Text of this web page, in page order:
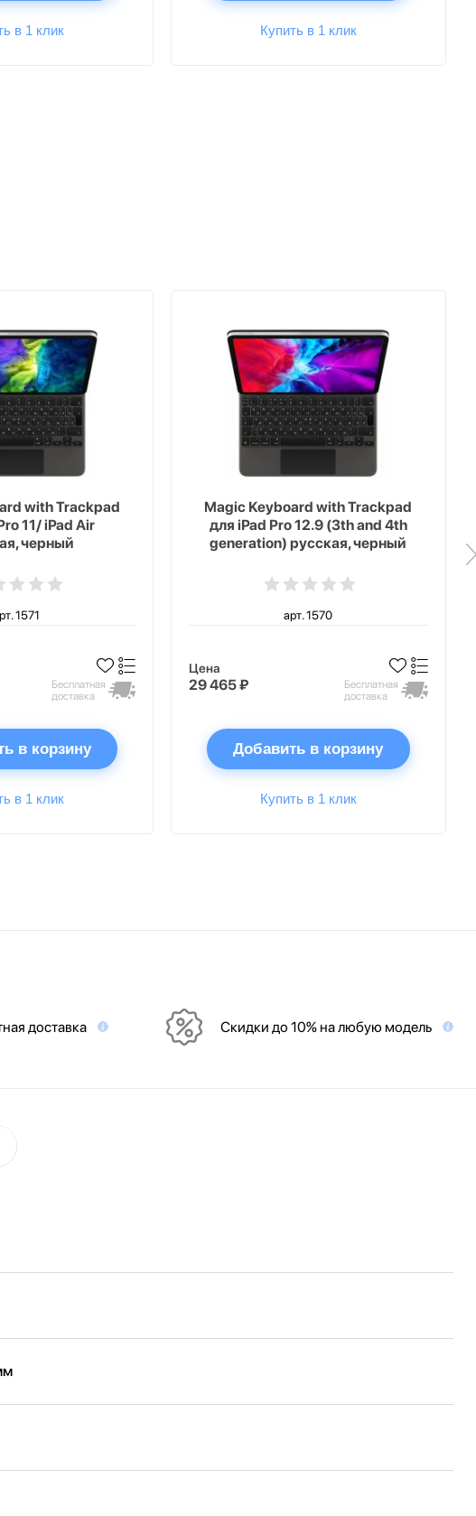
в 1 клик Купить в 1 клик
with Trackpad
11/ iPad Air
черный
1571
Бесплатная
доставка
в корзину
в 1 клик
Magic Keyboard with Trackpad
для iPad Pro 12.9 (3th and 4th
generation) русская, черный
арт. 1570
Цена
29 465 ₽
Бесплатная
доставка
Добавить в корзину
Купить в 1 клик
доставка Скидки до 10% на любую модель